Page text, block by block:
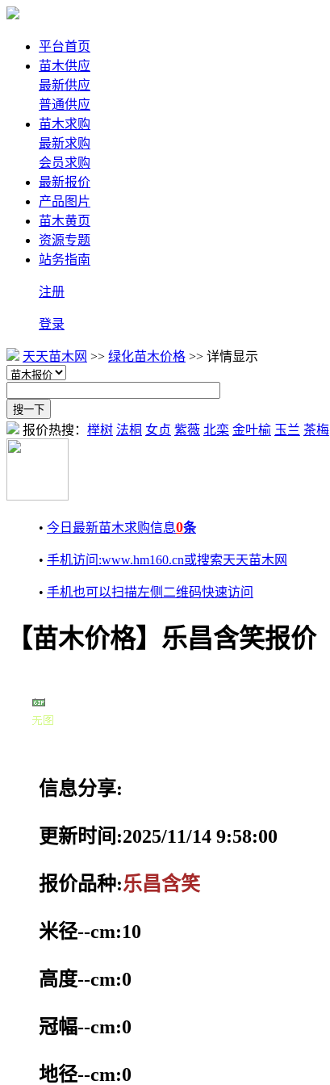
平台首页
苗木供应
最新供应
普通供应
苗木求购
最新求购
会员求购
最新报价
产品图片
苗木黄页
资源专题
站务指南
注册
登录
天天苗木网 >> 绿化苗木价格 >> 详情显示
报价热搜： 榉树 法桐 女贞 紫薇 北栾 金叶榆 玉兰 茶梅
• 今日最新苗木求购信息0条
• 手机访问:www.hm160.cn或搜索天天苗木网
• 手机也可以扫描左侧二维码快速访问
【苗木价格】乐昌含笑报价
信息分享:
更新时间:2025/11/14 9:58:00
报价品种:乐昌含笑
米径--cm:10
高度--cm:0
冠幅--cm:0
地径--cm:0